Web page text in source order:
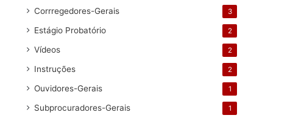
Corrregedores-Gerais 3
Estágio Probatório 2
Vídeos 2
Instruções 2
Ouvidores-Gerais 1
Subprocuradores-Gerais 1